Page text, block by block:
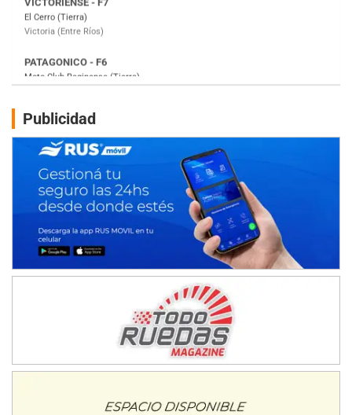
Moto Club Reginense (Tierra)
Gral. E. Godoy (Río Negro)
Juventud Unida (Tierra)
Humboldt (Santa Fe)
Ciudad de Avellaneda (Asfalto)
Avellaneda (Santa Fe)
SUR SANTAFESINO - F4
José Samuel Sánchez (Tierra)
Rufino (Santa Fe)
TUCUMANO - F5
Juan Navarro (Asfalto)
El Timbó (Tucumán)
COBERTURA ESPECIAL DE E-KART.COM.AR
IAME SERIES ARGENTINA 6
Ciudad de Trenque Lauquen (Asfalto)
Publicidad